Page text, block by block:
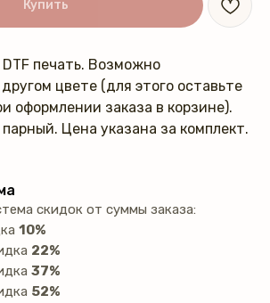
Купить
печать. Возможно
цвете (для этого оставьте
оформлении заказа в корзине).
Цена указана за комплект.
скидок от суммы заказа:
10%
22%
37%
52%